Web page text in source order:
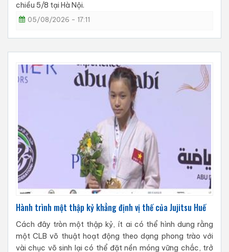
chiều 5/8 tại Hà Nội.
05/08/2026 - 17:11
Hành trình một thập kỷ khẳng định vị thế của Jujitsu Huế
Cách đây tròn một thập kỷ, ít ai có thể hình dung rằng
một CLB võ thuật hoạt động theo dạng phong trào với
vài chục võ sinh lại có thể đặt nền móng vững chắc, trở